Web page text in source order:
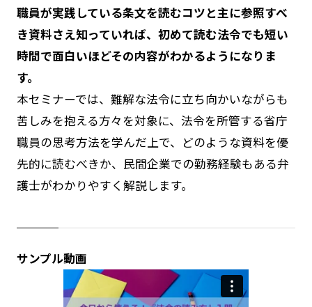
職員が実践している条文を読むコツと主に参照すべ
き資料さえ知っていれば、初めて読む法令でも短い
時間で面白いほどその内容がわかるようになりま
す。
本セミナーでは、難解な法令に立ち向かいながらも
苦しみを抱える方々を対象に、法令を所管する省庁
職員の思考方法を学んだ上で、どのような資料を優
先的に読むべきか、民間企業での勤務経験もある弁
護士がわかりやすく解説します。
サンプル動画